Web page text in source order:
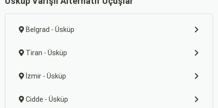
Belgrad - Üsküp
Tiran - Üsküp
İzmir - Üsküp
Cidde - Üsküp